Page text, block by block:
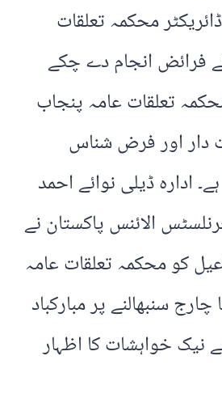
محکمہ تعلقات
فرائض انجام دے چکے
تعلقات عامہ پنجاب
دار اور فرض شناس
ادارہ ڈیلی نوائے احمد
الائنس پاکستان نے
کو محکمہ تعلقات عامہ
سنبھالنے پر مبارکباد
نیک خواہشات کا اظہار